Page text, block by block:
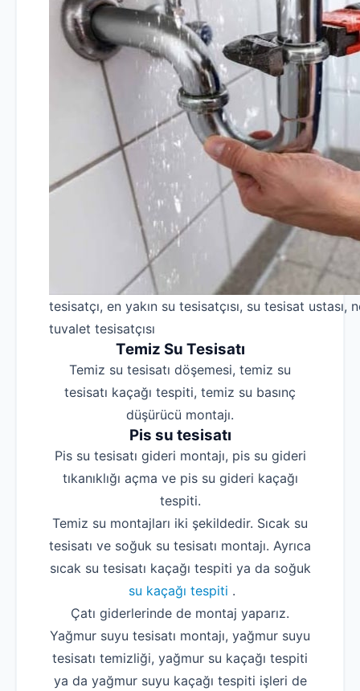
tesisatçı, en yakın su tesisatçısı, su tesisat
tuvalet tesisatçısı
Temiz Su Tesisatı
Temiz su tesisatı döşemesi, temiz su
tesisatı kaçağı tespiti, temiz su basınç
düşürücü montajı.
Pis su tesisatı
Pis su tesisatı gideri montajı, pis su gideri
tıkanıklığı açma ve pis su gideri kaçağı
tespiti.
Temiz su montajları iki şekildedir. Sıcak su
tesisatı ve soğuk su tesisatı montajı. Ayrıca
sıcak su tesisatı kaçağı tespiti ya da soğuk
su kaçağı tespiti .
Çatı giderlerinde de montaj yaparız.
Yağmur suyu tesisatı montajı, yağmur suyu
tesisatı temizliği, yağmur su kaçağı tespiti
ya da yağmur suyu kaçağı tespiti işleri de